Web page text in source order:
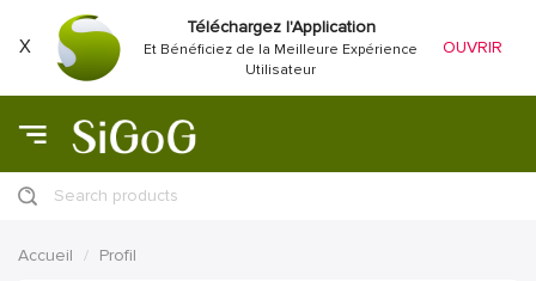
X
Téléchargez l'Application
Et Bénéficiez de la Meilleure Expérience
Utilisateur
OUVRIR
Search products
Accueil Profil